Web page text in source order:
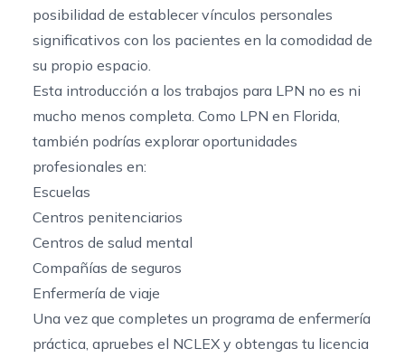
posibilidad de establecer vínculos personales
significativos con los pacientes en la comodidad de
su propio espacio.
Esta introducción a los trabajos para LPN no es ni
mucho menos completa. Como LPN en Florida,
también podrías explorar oportunidades
profesionales en:
Escuelas
Centros penitenciarios
Centros de salud mental
Compañías de seguros
Enfermería de viaje
Una vez que completes un programa de enfermería
práctica, apruebes el NCLEX y obtengas tu licencia